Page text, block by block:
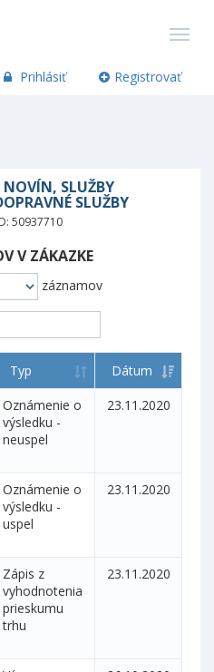
Prihlásiť Registrovať
SLUŽBY
SLUŽBY
50937710
V ZÁKAZKE
záznamov
Typ
Dátum
Oznámenie o
výsledku -
neuspel
23.11.2020
Oznámenie o
výsledku -
uspel
23.11.2020
Zápis z
vyhodnotenia
prieskumu
trhu
23.11.2020